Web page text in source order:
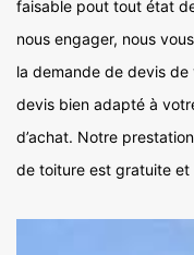
faisable pout tout état
nous engager, nous
la demande de devis
devis bien adapté à
d’achat. Notre
de toiture est gratuite et